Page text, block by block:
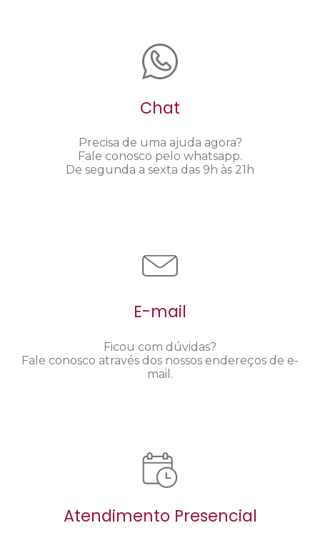
Chat
Precisa de uma ajuda agora?
Fale conosco pelo whatsapp.
De segunda a sexta das 9h às 21h
E-mail
Ficou com dúvidas?
Fale conosco através dos nossos endereços de e-
mail.
Atendimento Presencial